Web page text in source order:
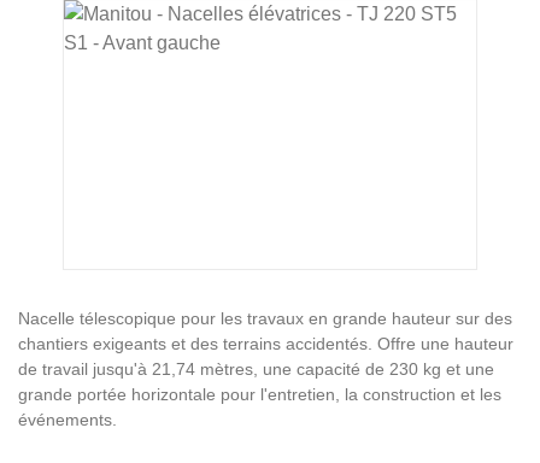
Ignorer la galerie d'images
Nacelle télescopique pour les travaux en grande hauteur sur des
chantiers exigeants et des terrains accidentés. Offre une hauteur
de travail jusqu'à 21,74 mètres, une capacité de 230 kg et une
grande portée horizontale pour l'entretien, la construction et les
événements.